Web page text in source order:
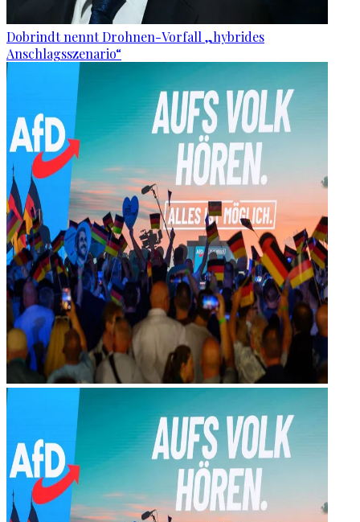
Dobrindt nennt Drohnen-Vorfall „hybrides
Anschlagsszenario“